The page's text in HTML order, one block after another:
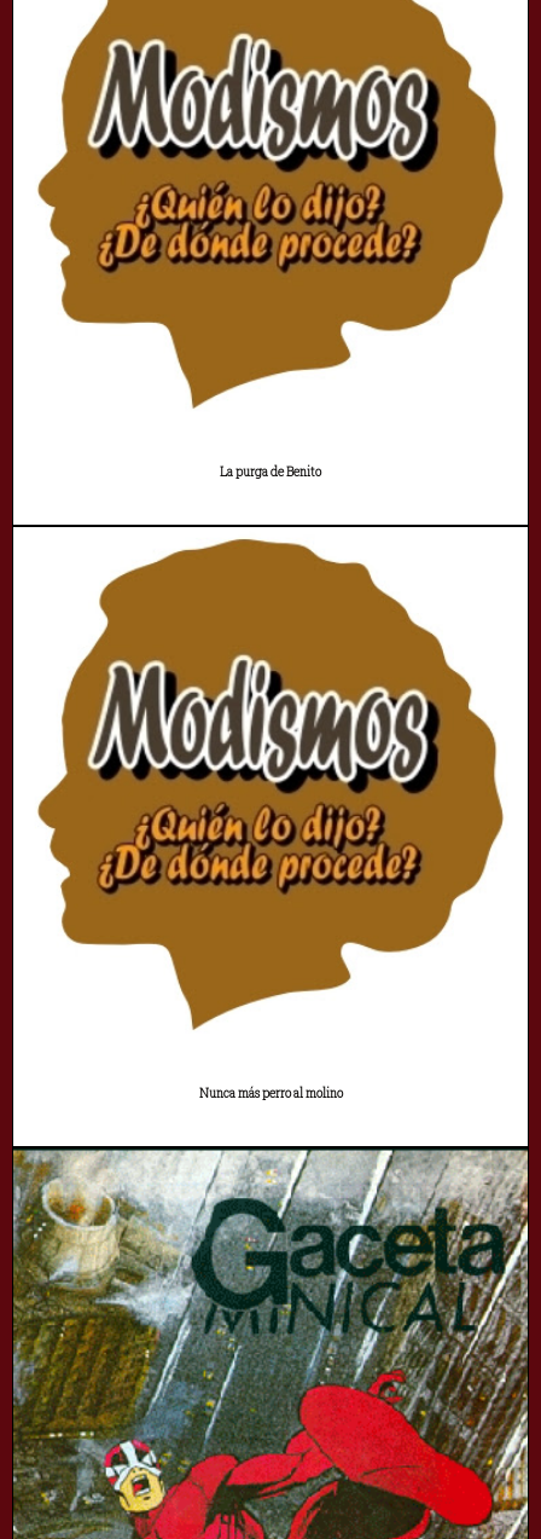
La purga de Benito
Nunca más perro al molino